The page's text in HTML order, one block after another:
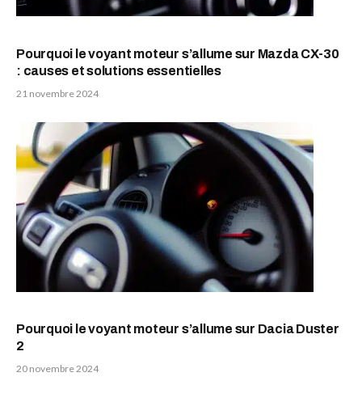
Pourquoi le voyant moteur s’allume sur Mazda CX-30
: causes et solutions essentielles
21 novembre 2024
Pourquoi le voyant moteur s’allume sur Dacia Duster
2
20 novembre 2024